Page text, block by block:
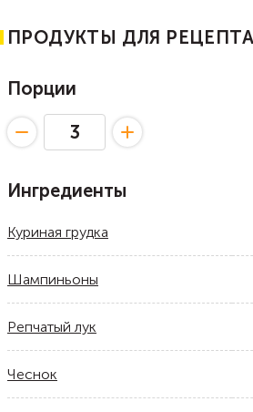
ПРОДУКТЫ ДЛЯ РЕЦЕПТА
Порции
Ингредиенты
Куриная грудка
Шампиньоны
Репчатый лук
Чеснок